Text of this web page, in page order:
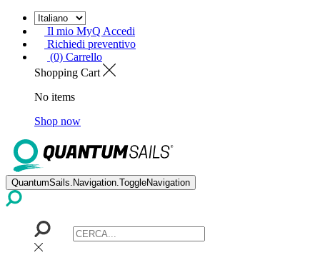
Il mio MyQ Accedi
Richiedi preventivo
(0) Carrello
Shopping Cart
No items
Shop now
QuantumSails.Navigation.ToggleNavigation